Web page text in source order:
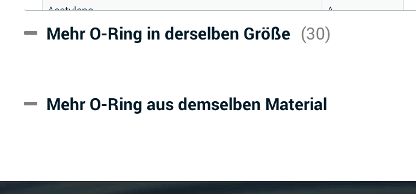
Acetylene
A
Acrlylonitrile
C
Alum-NH3-Cr-K (Aqueous)
Aluminum Fluoride (Aqueous)
A
Mehr O-Ring in derselben Größe (30)
Mehr O-Ring aus demselben Material